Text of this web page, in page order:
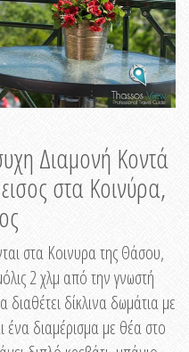
Διαμονή Κοντά
στα Κοινύρα,
στα Κοινυρα της Θάσου,
2 χλμ από την γνωστή
δίκλινα δωμάτια με
διαμέρισμα με θέα στο